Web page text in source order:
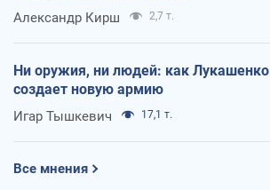
Александр Кирш 2,7 т.
Ни оружия, ни людей: как Лукашенко
создает новую армию
Игар Тышкевич 17,1 т.
Все мнения